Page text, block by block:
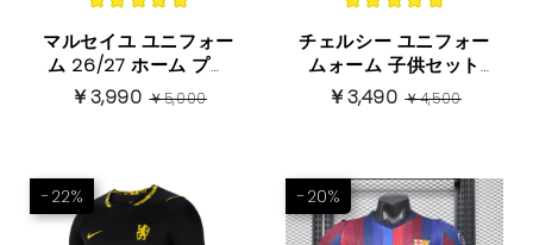
マルセイユ ユニフォー
ム 26/27 ホーム プレ
イヤーバージョン 半袖
￥3,990￥5,000
チェルシー ユニフォー
ムォーム 子供セット
26/27 ホーム
￥3,490￥4,500
-22% -20%